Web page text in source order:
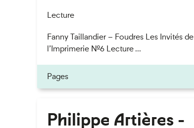
Lecture
Fanny Taillandier – Foudres Les Invités de
l’Imprimerie n°6 Lecture ...
Pages
Philippe Artières -